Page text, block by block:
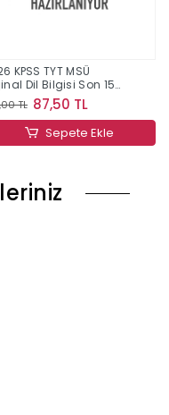
KPSS TYT MSÜ
Dil Bilgisi Son 15
Sorular
TL 87,50 TL
Sepete Ekle